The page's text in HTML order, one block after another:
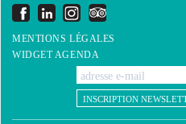
MENTIONS LÉGALES
WIDGET AGENDA
INSCRIPTION